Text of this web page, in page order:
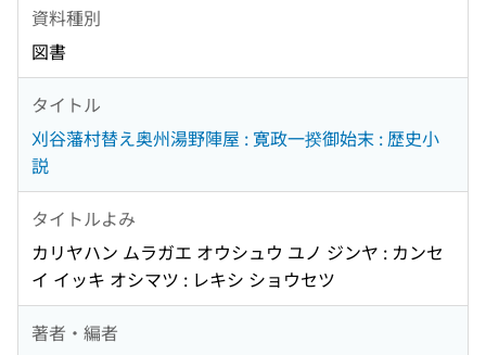
資料種別
図書
タイトル
刈谷藩村替え奥州湯野陣屋 : 寛政一揆御始末 : 歴史小
説
タイトルよみ
カリヤハン ムラガエ オウシュウ ユノ ジンヤ : カンセ
イ イッキ オシマツ : レキシ ショウセツ
著者・編者